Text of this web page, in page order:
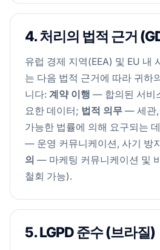
4. 처리의 법적 근거
유럽 경제 지역(EEA) 및 EU 내
는 다음 법적 근거에 따라 귀하
니다: 계약 이행 — 합의된 서비
요한 데이터; 법적 의무 — 세관,
가능한 법률에 의해 요구되는
— 운영 커뮤니케이션, 사기 방
의 — 마케팅 커뮤니케이션 및
철회 가능).
5. LGPD 준수 (브라질)